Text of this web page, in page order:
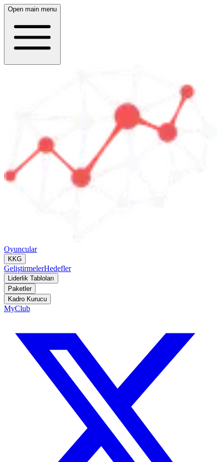
Open main menu
Oyuncular
KKG
GeliştirmelerHedefler
Liderlik Tabloları
Paketler
Kadro Kurucu
MyClub